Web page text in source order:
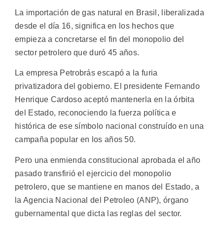
La importación de gas natural en Brasil, liberalizada
desde el día 16, significa en los hechos que
empieza a concretarse el fin del monopolio del
sector petrolero que duró 45 años.
La empresa Petrobrás escapó a la furia
privatizadora del gobierno. El presidente Fernando
Henrique Cardoso aceptó mantenerla en la órbita
del Estado, reconociendo la fuerza política e
histórica de ese símbolo nacional construído en una
campaña popular en los años 50.
Pero una enmienda constitucional aprobada el año
pasado transfirió el ejercicio del monopolio
petrolero, que se mantiene en manos del Estado, a
la Agencia Nacional del Petroleo (ANP), órgano
gubernamental que dicta las reglas del sector.